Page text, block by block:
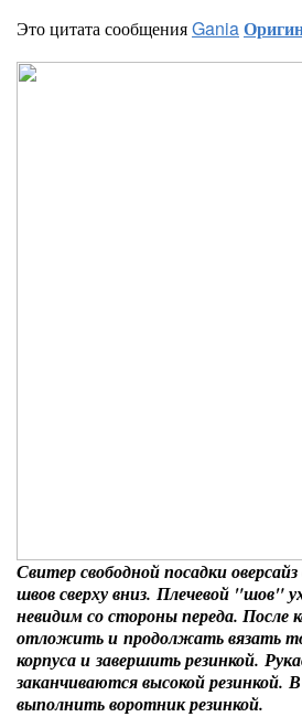
Это цитата сообщенияGania
Свитер свободной посадки
швов сверху вниз. Плечевой "шов"
невидим со стороны переда. После
отложить и продолжать вязать
корпуса и завершить резинкой.
заканчиваются высокой резинкой.
выполнить воротник резинкой.